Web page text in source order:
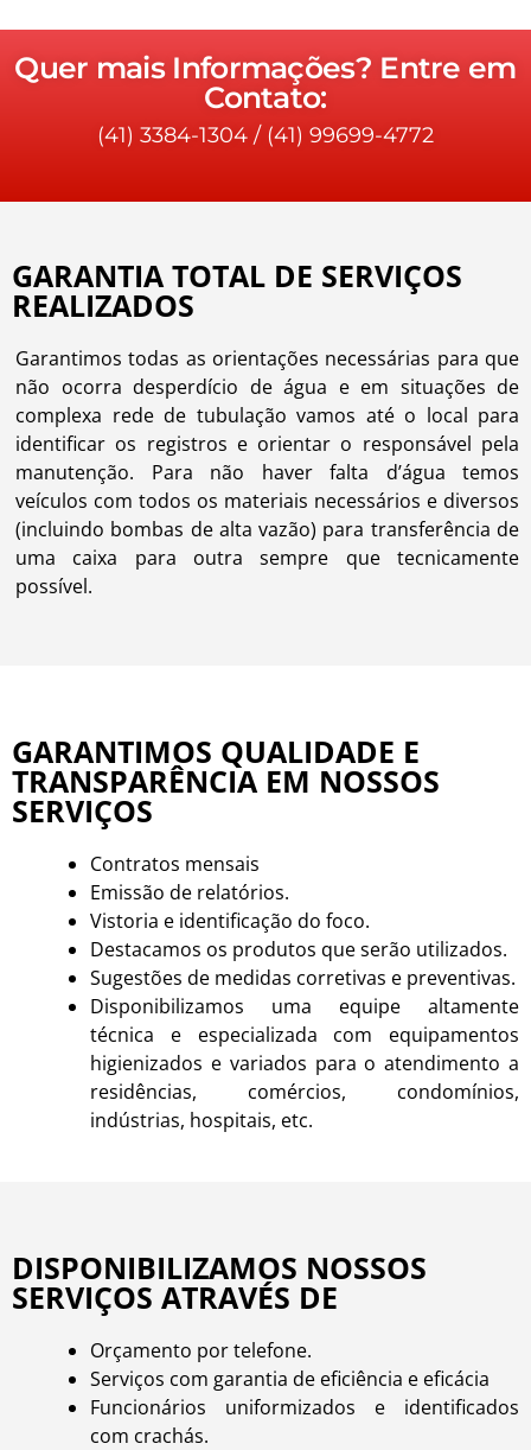
Quer mais Informações? Entre em
Contato:
(41) 3384-1304 / (41) 99699-4772
GARANTIA TOTAL DE SERVIÇOS
REALIZADOS
Garantimos todas as orientações necessárias para que
não ocorra desperdício de água e em situações de
complexa rede de tubulação vamos até o local para
identificar os registros e orientar o responsável pela
manutenção. Para não haver falta d’água temos
veículos com todos os materiais necessários e diversos
(incluindo bombas de alta vazão) para transferência de
uma caixa para outra sempre que tecnicamente
possível.
GARANTIMOS QUALIDADE E
TRANSPARÊNCIA EM NOSSOS
SERVIÇOS
Contratos mensais
Emissão de relatórios.
Vistoria e identificação do foco.
Destacamos os produtos que serão utilizados.
Sugestões de medidas corretivas e preventivas.
Disponibilizamos uma equipe altamente
técnica e especializada com equipamentos
higienizados e variados para o atendimento a
residências, comércios, condomínios,
indústrias, hospitais, etc.
DISPONIBILIZAMOS NOSSOS
SERVIÇOS ATRAVÉS DE
Orçamento por telefone.
Serviços com garantia de eficiência e eficácia
Funcionários uniformizados e identificados
com crachás.